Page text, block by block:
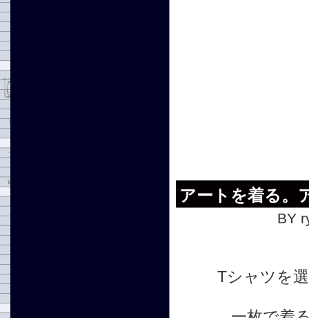
アートを着る。
BY
Tシャツを